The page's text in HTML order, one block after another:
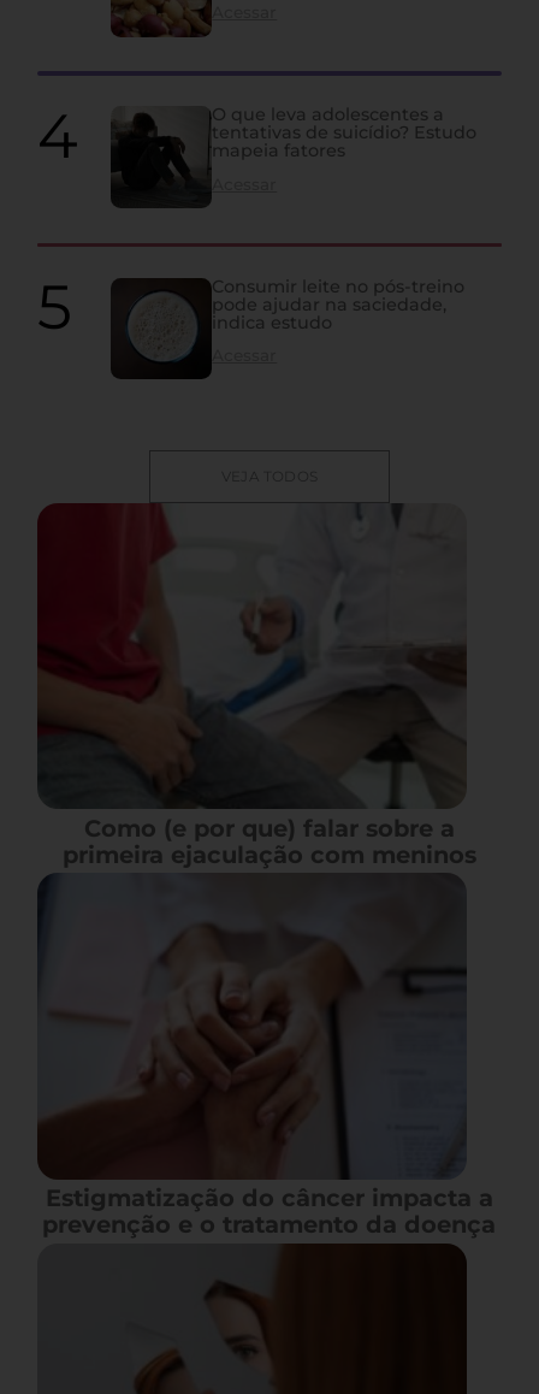
O que leva adolescentes a
tentativas de suicídio? Estudo
mapeia fatores
Consumir leite no pós-treino
pode ajudar na saciedade,
indica estudo
VEJA TODOS
Como (e por que) falar sobre a
primeira ejaculação com meninos
Estigmatização do câncer impacta a
prevenção e o tratamento da doença